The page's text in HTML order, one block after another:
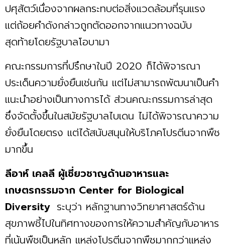
ปศุสัตว์เนื่องจากผลกระทบต่อสิ่งแวดล้อมที่รุนแรง
แต่ถ้อยคำดังกล่าวถูกตัดออกจากแนวทางฉบับ
สุดท้ายโดยรัฐบาลโอบามา
คณะกรรมการที่ปรึกษาในปี 2020 ก็ได้พิจารณา
ประเด็นความยั่งยืนเช่นกัน แต่ไม่สามารถพัฒนาเป็นคำ
แนะนำอย่างเป็นทางการได้ ส่วนคณะกรรมการล่าสุด
ซึ่งจัดตั้งขึ้นในสมัยรัฐบาลไบเดน ไม่ได้พิจารณาความ
ยั่งยืนโดยตรง แต่ได้สนับสนุนให้บริโภคโปรตีนจากพืช
มากขึ้น
ลีอาห์ เคลลี ผู้เชี่ยวชาญด้านอาหารและ
เกษตรกรรมจาก Center for Biological
Diversity ระบุว่า หลักฐานทางวิทยาศาสตร์ด้าน
สุขภาพชี้ไปในทิศทางของการให้ความสำคัญกับอาหาร
ที่เน้นพืชเป็นหลัก แหล่งโปรตีนจากพืชมากกว่าแหล่ง